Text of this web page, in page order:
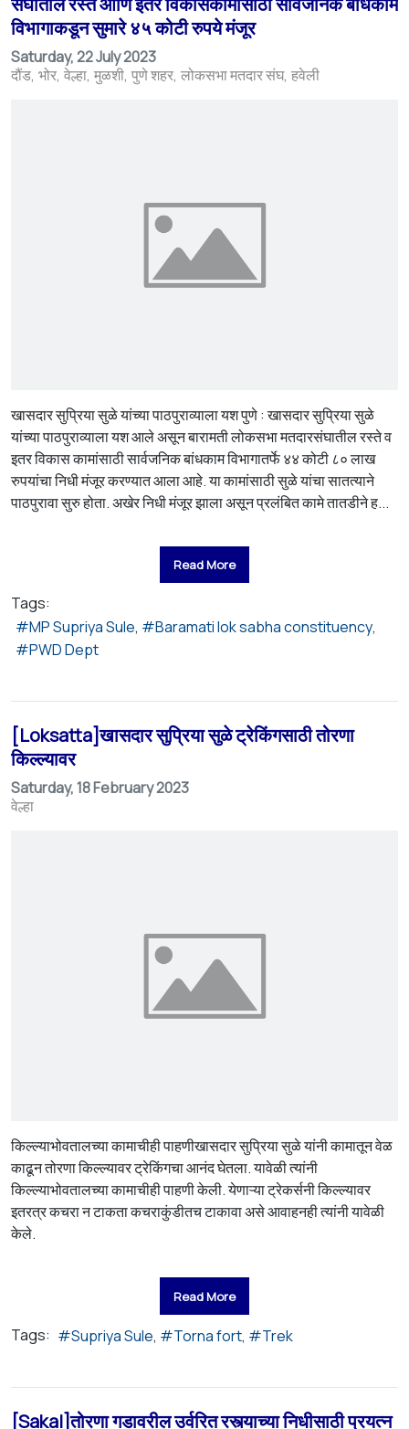
विभागाकडून सुमारे ४५ कोटी रुपये मंजूर
Saturday, 22 July 2023
दौंड भोर वेल्हा मुळशी पुणे शहर लोकसभा मतदार संघ हवेली
खासदार सुप्रिया सुळे यांच्या पाठपुराव्याला यश पुणे : खासदार सुप्रिया सुळे
यांच्या पाठपुराव्याला यश आले असून बारामती लोकसभा मतदारसंघातील रस्ते व
इतर विकास कामांसाठी सार्वजनिक बांधकाम विभागातर्फे ४४ कोटी ८० लाख
रुपयांचा निधी मंजूर करण्यात आला आहे. या कामांसाठी सुळे यांचा सातत्याने
पाठपुरावा सुरु होता. अखेर निधी मंजूर झाला असून प्रलंबित कामे तातडीने ह...
Read More
Tags:
MP Supriya Sule
Baramati lok sabha constituency
PWD Dept
[Loksatta]खासदार सुप्रिया सुळे ट्रेकिंगसाठी तोरणा
किल्ल्यावर
Saturday, 18 February 2023
वेल्हा
किल्ल्याभोवतालच्या कामाचीही पाहणीखासदार सुप्रिया सुळे यांनी कामातून वेळ
काढून तोरणा किल्ल्यावर ट्रेकिंगचा आनंद घेतला. यावेळी त्यांनी
किल्ल्याभोवतालच्या कामाचीही पाहणी केली. येणाऱ्या ट्रेकर्सनी किल्ल्यावर
इतरत्र कचरा न टाकता कचराकुंडीतच टाकावा असे आवाहनही त्यांनी यावेळी
केले.
Read More
Tags: Supriya Sule Torna fort Trek
[Sakal]तोरणा गडावरील उर्वरित रस्त्याच्या निधीसाठी प्रयत्न